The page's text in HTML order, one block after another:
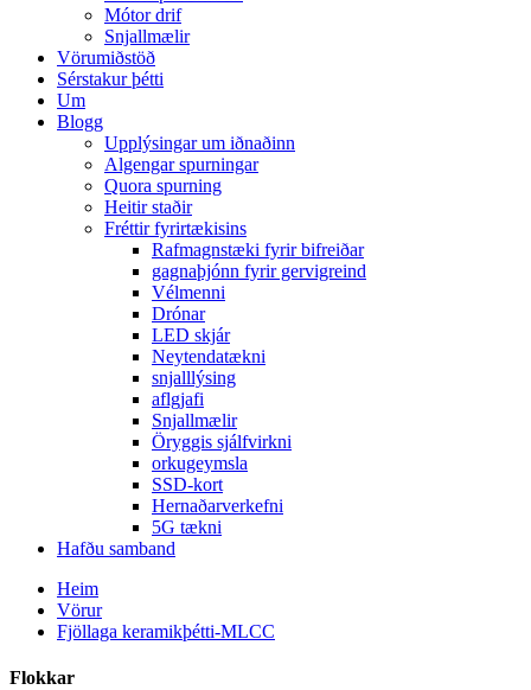
Mótor drif
Snjallmælir
Vörumiðstöð
Sérstakur þétti
Um
Blogg
Upplýsingar um iðnaðinn
Algengar spurningar
Quora spurning
Heitir staðir
Fréttir fyrirtækisins
Rafmagnstæki fyrir bifreiðar
gagnaþjónn fyrir gervigreind
Vélmenni
Drónar
LED skjár
Neytendatækni
snjalllýsing
aflgjafi
Snjallmælir
Öryggis sjálfvirkni
orkugeymsla
SSD-kort
Hernaðarverkefni
5G tækni
Hafðu samband
Heim
Vörur
Fjöllaga keramikþétti-MLCC
Flokkar